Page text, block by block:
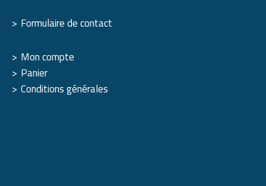
Formulaire de contact
Mon compte
Panier
Conditions générales